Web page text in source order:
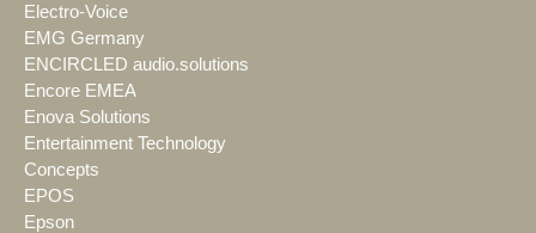
Electro-Voice
EMG Germany
ENCIRCLED audio.solutions
Encore EMEA
Enova Solutions
Entertainment Technology
Concepts
EPOS
Epson